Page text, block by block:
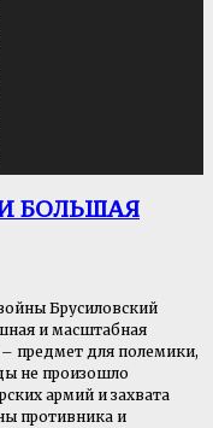
БОЛЬШАЯ
Брусиловский
и масштабная
– предмет для полемики,
не произошло
армий и захвата
противника и